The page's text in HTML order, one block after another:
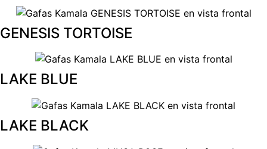
GENESIS TORTOISE
LAKE BLUE
LAKE BLACK